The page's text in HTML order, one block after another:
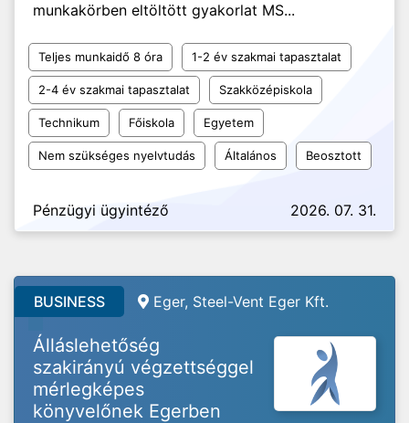
munkakörben eltöltött gyakorlat MS...
Teljes munkaidő 8 óra 1-2 év szakmai tapasztalat
2-4 év szakmai tapasztalat Szakközépiskola
Technikum Főiskola Egyetem
Nem szükséges nyelvtudás Általános Beosztott
Pénzügyi ügyintéző 2026. 07. 31.
BUSINESS Eger, Steel-Vent Eger Kft.
Álláslehetőség
szakirányú végzettséggel
mérlegképes
könyvelőnek Egerben